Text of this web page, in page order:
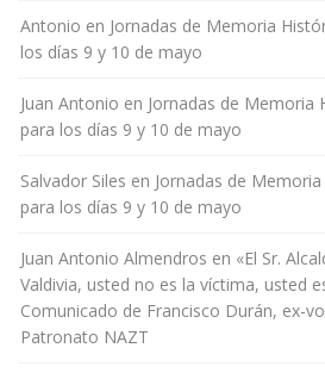
Antonio en Jornadas de Memoria
los días 9 y 10 de mayo
Juan Antonio en Jornadas de Memoria
para los días 9 y 10 de mayo
Salvador Siles en Jornadas de
para los días 9 y 10 de mayo
Juan Antonio Almendros en «El Sr.
Valdivia, usted no es la víctima, usted
Comunicado de Francisco Durán, ex-
Patronato NAZT